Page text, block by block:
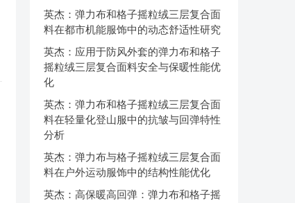
英杰：弹力布和格子摇粒绒三层复合面
料在都市机能服饰中的动态舒适性研究
英杰：应用于防风外套的弹力布和格子
摇粒绒三层复合面料安全与保暖性能优
化
英杰：弹力布和格子摇粒绒三层复合面
料在轻量化登山服中的抗皱与回弹特性
分析
英杰：弹力布与格子摇粒绒三层复合面
料在户外运动服饰中的结构性能优化
英杰：高保暖高回弹：弹力布和格子摇